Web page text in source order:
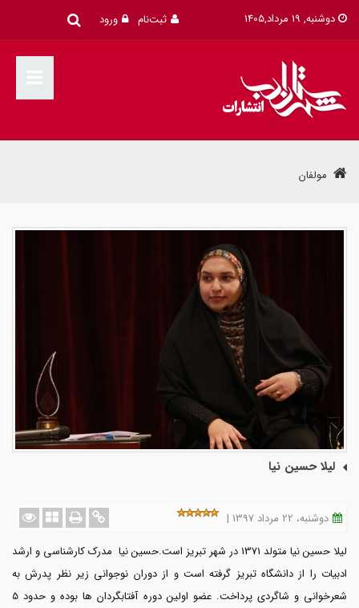
دوشنبه, 19 مرداد,1405 ثبت‌نام ورود
مولفان
لیلا حسین نیا
دوشنبه، 22 مرداد 1397 |
لیلا حسین نیا متولد 1371 در شهر تبریز است.حسین نیا مدرک کارشناسی و ارشد
ادبیات را از دانشگاه تبریز گرفته است و از دوران نوجوانی زیر نظر پدرش به
شعرخوانی و شاگردی پرداخت. عضو اولین دوره آفتابگردان ها بوده و حدود 5